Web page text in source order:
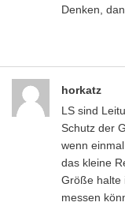
Denken,
horkatz
LS sind
Schutz der
wenn
das kleine
Größe halte
messen